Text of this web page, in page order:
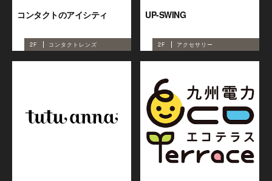
2F コンタクトレンズ
コンタクトのアイシティ
2F アクセサリー
UP-SWING